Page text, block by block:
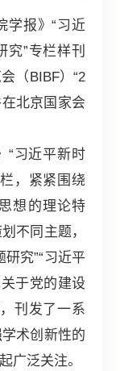
报》“习近
”专栏样刊
（BIBF）“2
北京国家会
习近平新时
，紧紧围绕
想的理论特
不同主题，
究”“习近平
于党的建设
刊发了一系
术创新性的
广泛关注。